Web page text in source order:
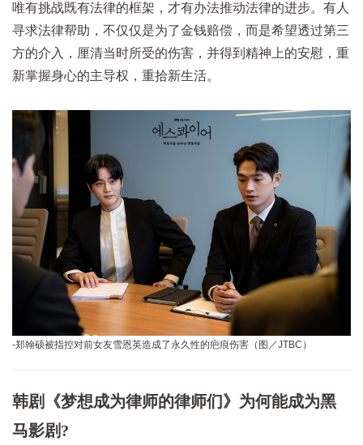
唯有挑战既有法律的框架，才有办法推动法律的进步。有人
寻求法律帮助，不仅仅是为了金钱赔偿，而是希望透过第三
方的介入，厘清当时所受的伤害，并得到精神上的安慰，重
新掌握身心的主导权，重拾新生活。
-郑翰硕被指控对前女友雪恩英造成了永久性的疤痕伤害（图／JTBC）
韩剧《梦想成为律师的律师们》为何能成为黑
马影剧?